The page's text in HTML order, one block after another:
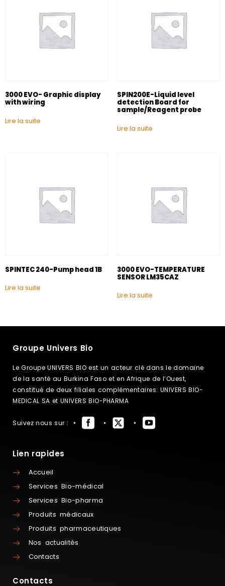
3000 EVO- Graphic display
with wiring
Lire la suite
SPIN200E-Liquid level
detection Board for
sample/Reagent probe
Lire la suite
SPINTEC 240-Pump head 1B
Lire la suite
3000 EVO-TEMPERATURE
SENSOR LM35CAZ
Lire la suite
Groupe Univers Bio
Le Groupe UNIVERS BIO est un acteur clé dans le domaine
de la santé au Burkina Faso et en Afrique de l’Ouest,
constitué de deux filiales complémentaires: UNIVERS BIO-
MEDICAL SA et UNIVERS BIO-PHARMA
Suivez nous sur :
Lien rapides
Accueil
Services Bio-médical
Services Bio-pharma
Produits médicaux
Produits pharmaceutiques
Nos actualités
Contacts
Contacts